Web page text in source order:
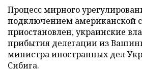
Процесс мирного
подключением американской
приостановлен, украинские
прибытия делегации из
министра иностранных дел
Сибига.